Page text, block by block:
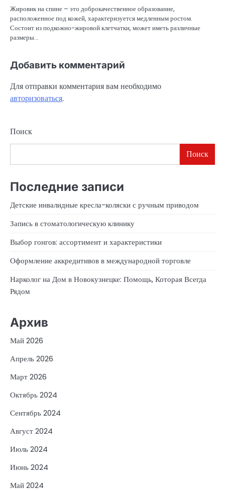
Жировик на спине – это доброкачественное образование,
расположенное под кожей, характеризуется медленным ростом.
Состоит из подкожно-жировой клетчатки, может иметь различные
размеры…
Добавить комментарий
Для отправки комментария вам необходимо
авторизоваться.
Поиск
Поиск
Последние записи
Детские инвалидные кресла-коляски с ручным приводом
Запись в стоматологическую клинику
Выбор гонгов: ассортимент и характеристики
Оформление аккредитивов в международной торговле
Нарколог на Дом в Новокузнецке: Помощь, Которая Всегда
Рядом
Архив
Май 2026
Апрель 2026
Март 2026
Октябрь 2024
Сентябрь 2024
Август 2024
Июль 2024
Июнь 2024
Май 2024